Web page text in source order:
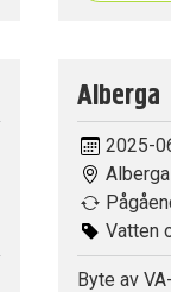
Alberga
2025-
Alberga
Vatten
Byte av